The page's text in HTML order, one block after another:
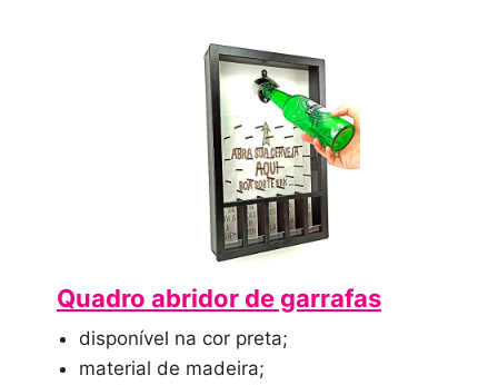
Quadro abridor de garrafas
disponível na cor preta;
material de madeira;